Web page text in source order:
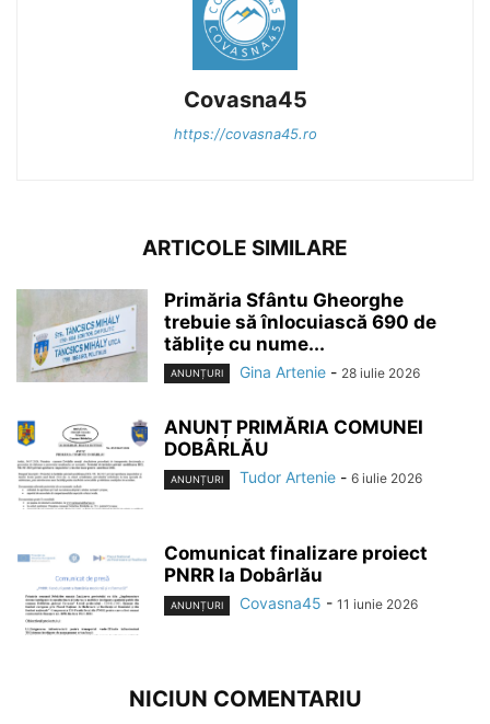
Covasna45
https://covasna45.ro
ARTICOLE SIMILARE
Primăria Sfântu Gheorghe
trebuie să înlocuiască 690 de
tăblițe cu nume...
ANUNȚURI Gina Artenie - 28 iulie 2026
ANUNȚ PRIMĂRIA COMUNEI
DOBÂRLĂU
ANUNȚURI Tudor Artenie - 6 iulie 2026
Comunicat finalizare proiect
PNRR la Dobârlău
ANUNȚURI Covasna45 - 11 iunie 2026
NICIUN COMENTARIU